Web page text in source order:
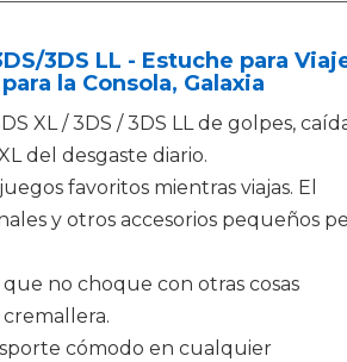
3DS LL - Estuche para
la Consola, Galaxia
XL / 3DS / 3DS LL de golpes,
del desgaste diario.
favoritos mientras viajas. El
y otros accesorios pequeños
no choque con otras cosas
cómodo en cualquier